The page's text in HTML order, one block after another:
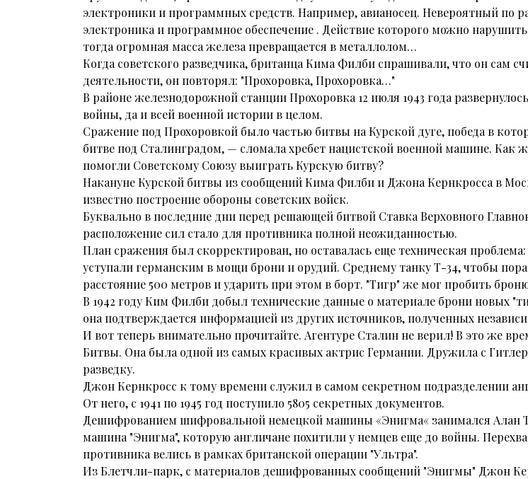
электроники и программных средств. Например, авианосец. Невероятный по
электроника и программное обеспечение . Действие которого можно
тогда огромная масса железа превращается в металлолом…
Когда советского разведчика, британца Кима Филби спрашивали, что он сам
деятельности, он повторял: "Прохоровка, Прохоровка…"
В районе железнодорожной станции Прохоровка 12 июля 1943 года
войны, да и всей военной истории в целом.
Сражение под Прохоровкой было частью битвы на Курской дуге, победа в
битве под Сталинградом, — сломала хребет нацистской военной машине.
помогли Советскому Союзу выиграть Курскую битву?
Накануне Курской битвы из сообщений Кима Филби и Джона Кернкросса в
известно построение обороны советских войск.
Буквально в последние дни перед решающей битвой Ставка Верховного
расположение сил стало для противника полной неожиданностью.
План сражения был скорректирован, но оставалась еще техническая
уступали германским в мощи брони и орудий. Среднему танку Т-34, чтобы
расстояние 500 метров и ударить при этом в борт. "Тигр" же мог пробить
В 1942 году Ким Филби добыл технические данные о материале брони новых
она подтверждается информацией из других источников, полученных
И вот теперь внимательно прочитайте. Агентуре Сталин не верил! В это же
Битвы. Она была одной из самых красивых актрис Германии. Дружила с
разведку.
Джон Кернкросс к тому времени служил в самом секретном подразделении
От него, с 1941 по 1945 год поступило 5805 секретных документов.
Дешифрованием шифровальной немецкой машины «Энигма« занимался Алан
машина "Энигма", которую англичане похитили у немцев еще до войны.
противника велись в рамках британской операции "Ультра".
Из Блетчли-парк, с материалов дешифрованных сообщений "Энигмы" Джон